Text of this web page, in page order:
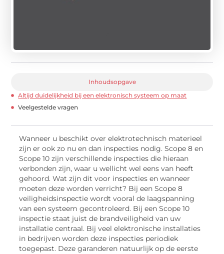
Inhoudsopgave
Altijd duidelijkheid bij een elektronisch systeem op maat
Veelgestelde vragen
Wanneer u beschikt over elektrotechnisch materieel
zijn er ook zo nu en dan inspecties nodig. Scope 8 en
Scope 10 zijn verschillende inspecties die hieraan
verbonden zijn, waar u wellicht wel eens van heeft
gehoord. Wat zijn dit voor inspecties en wanneer
moeten deze worden verricht? Bij een Scope 8
veiligheidsinspectie wordt vooral de laagspanning
van een systeem gecontroleerd. Bij een Scope 10
inspectie staat juist de brandveiligheid van uw
installatie centraal. Bij veel elektronische installaties
in bedrijven worden deze inspecties periodiek
toegepast. Deze garanderen natuurlijk op de eerste